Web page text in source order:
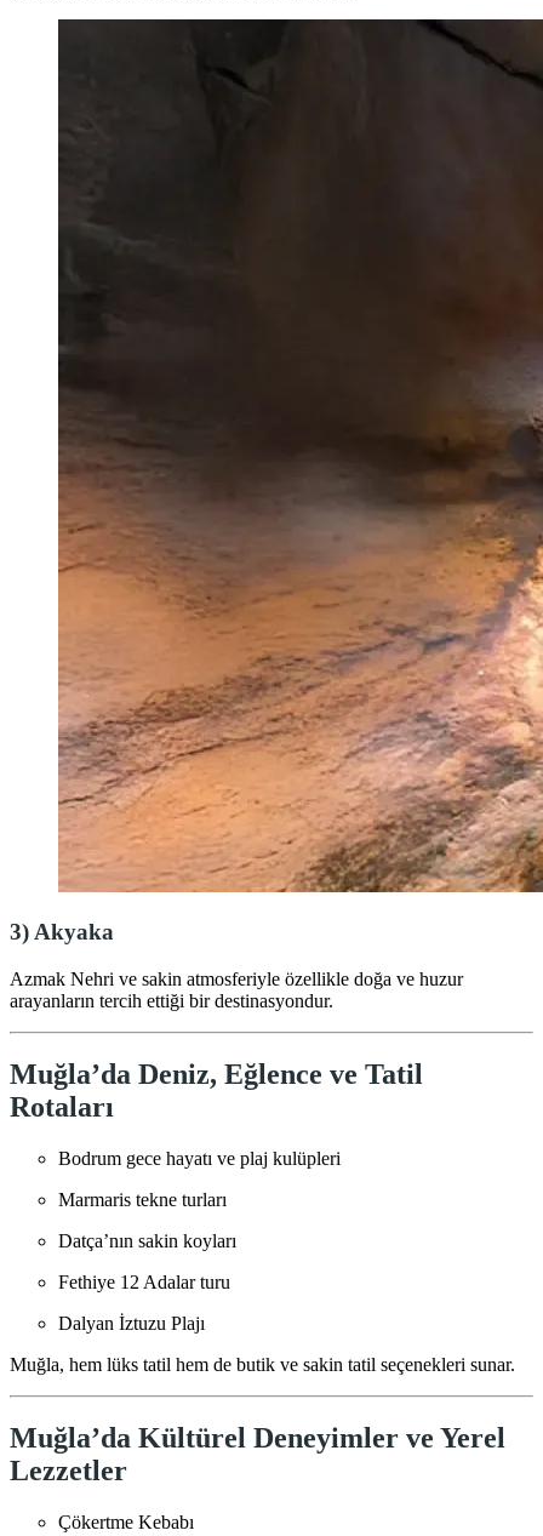
3)Akyaka
Azmak Nehri ve sakin atmosferiyle özellikle doğa ve huzur
arayanların tercih ettiği bir destinasyondur.
Muğla’da Deniz, Eğlence ve Tatil
Rotaları
Bodrum gece hayatı ve plaj kulüpleri
Marmaris tekne turları
Datça’nın sakin koyları
Fethiye 12 Adalar turu
Dalyan İztuzu Plajı
Muğla, hem lüks tatil hem de butik ve sakin tatil seçenekleri sunar.
Muğla’da Kültürel Deneyimler ve Yerel
Lezzetler
Çökertme Kebabı